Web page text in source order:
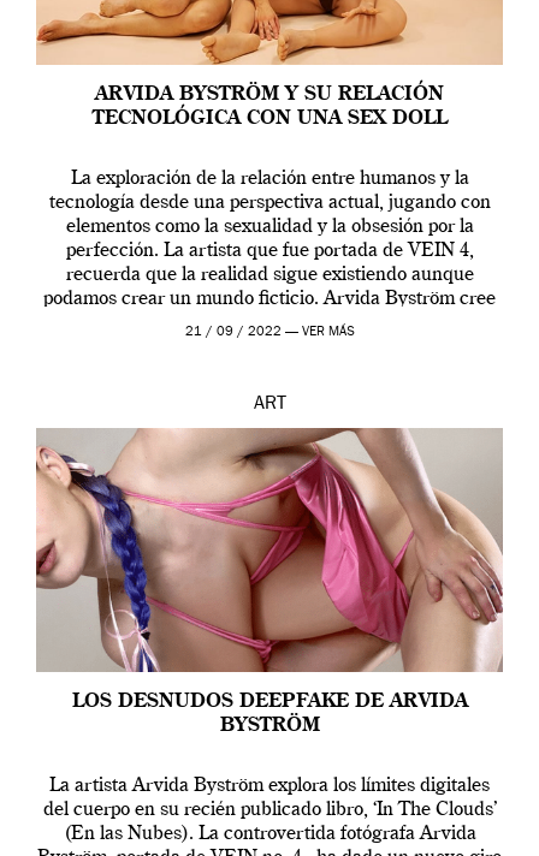
ARVIDA BYSTRÖM Y SU RELACIÓN
TECNOLÓGICA CON UNA SEX DOLL
La exploración de la relación entre humanos y la
tecnología desde una perspectiva actual, jugando con
elementos como la sexualidad y la obsesión por la
perfección. La artista que fue portada de VEIN 4,
recuerda que la realidad sigue existiendo aunque
podamos crear un mundo ficticio. Arvida Byström cree
que los humanos tienen un complejo […]
21 / 09 / 2022 — VER MÁS
ART
LOS DESNUDOS DEEPFAKE DE ARVIDA
BYSTRÖM
La artista Arvida Byström explora los límites digitales
del cuerpo en su recién publicado libro, ‘In The Clouds’
(En las Nubes). La controvertida fotógrafa Arvida